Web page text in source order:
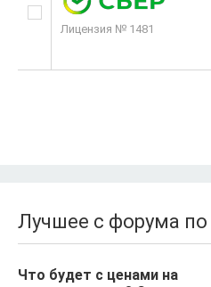
Лицензия № 1481
Лучшее с форума по
Что будет с ценами на